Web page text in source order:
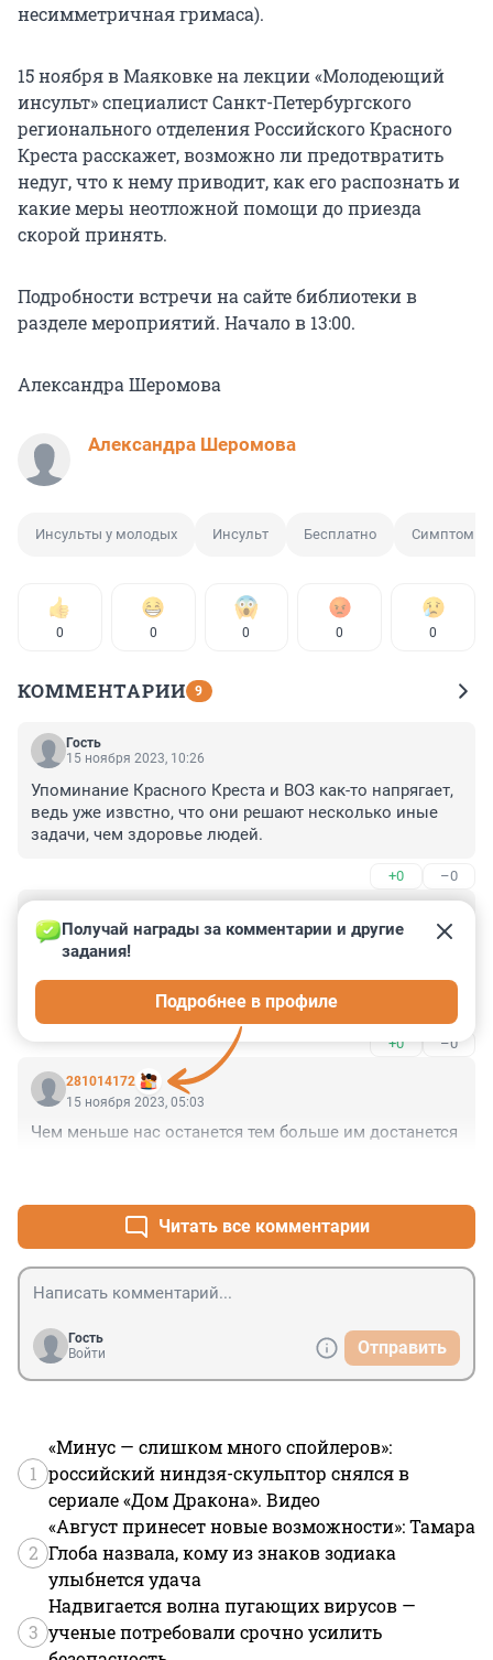
несимметричная гримаса).
15 ноября в Маяковке на лекции «Молодеющий
инсульт» специалист Санкт-Петербургского
регионального отделения Российского Красного
Креста расскажет, возможно ли предотвратить
недуг, что к нему приводит, как его распознать и
какие меры неотложной помощи до приезда
скорой принять.
Подробности встречи на сайте библиотеки в
разделе мероприятий. Начало в 13:00.
Александра Шеромова
Александра Шеромова
Инсульты у молодых Инсульт Бесплатно Симптомы
0 0 0 0 0
КОММЕНТАРИИ 9
Гость
15 ноября 2023, 10:26
Упоминание Красного Креста и ВОЗ как-то напрягает,
ведь уже извстно, что они решают несколько иные
задачи, чем здоровье людей.
+0 –0
15 ноября 2023, 10:24
Лучше бы Фонтанка выложила запись выступления,
поскольку большинство и сами придти на лекцию не
смогут, и помещение всех желающих не вместит, а
данную информацию ведь корреспондент посчитал
важной.
Информация нужна не только "почему", но и "как
избежать или снизить вероятность", "как устранять
последствия". Обычно "платные обследования"
"что-то да поможет", часто только ухудшая этими
имеющими "много побочки" препаратами состояние.
Нужны нормальные рекомендации, а не "что глотать",
помогая фарме.
+0 –0
281014172
Получай награды за комментарии и другие
задания!
Подробнее в профиле
15 ноября 2023, 05:03
Чем меньше нас останется тем больше им достанется
Читать все комментарии
Гость
Войти
Отправить
1
«Минус — слишком много спойлеров»:
российский ниндзя-скульптор снялся в
сериале «Дом Дракона». Видео
2
«Август принесет новые возможности»: Тамара
Глоба назвала, кому из знаков зодиака
улыбнется удача
3
Надвигается волна пугающих вирусов —
ученые потребовали срочно усилить